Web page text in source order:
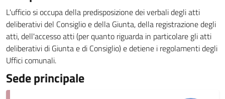
L'ufficio si occupa della predisposizione dei verbali degli atti
deliberativi del Consiglio e della Giunta, della registrazione degli
atti, dell'accesso atti (per quanto riguarda in particolare gli atti
deliberativi di Giunta e di Consiglio) e detiene i regolamenti degli
Uffici comunali.
Sede principale